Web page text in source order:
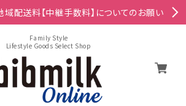
域配送料【中継手数料】についてのお願い
Family Style
Lifestyle Goods Select Shop